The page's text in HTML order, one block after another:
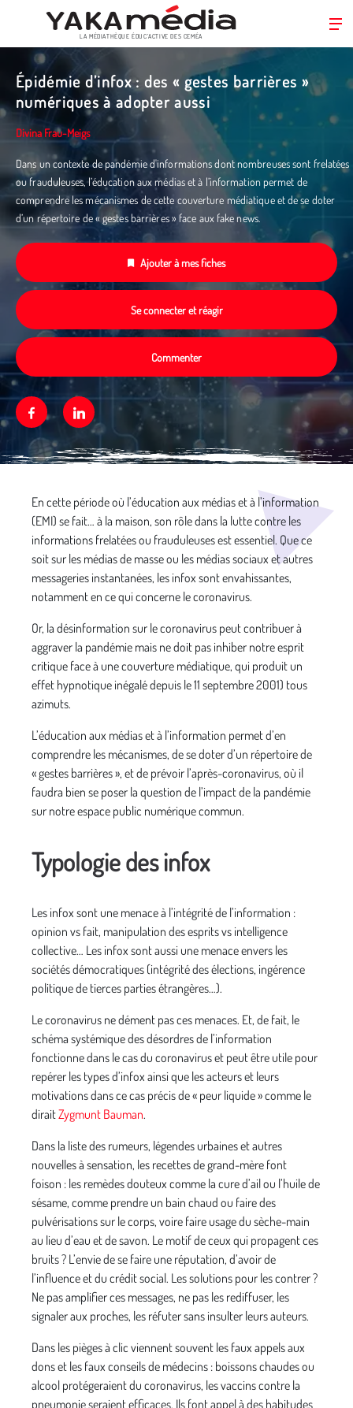
contenu
principal
LA MÉDIATHÈQUE ÉDUC’ACTIVE DES CEMÉA
Épidémie d’infox : des « gestes barrières »
numériques à adopter aussi
Divina Frau-Meigs
Dans un contexte de pandémie d'informations dont nombreuses sont frelatées
ou frauduleuses, l’éducation aux médias et à l’information permet de
comprendre les mécanismes de cette couverture médiatique et de se doter
d’un répertoire de « gestes barrières » face aux fake news.
Ajouter à mes fiches
Se connecter et réagir
Commenter
FacebookLinkedin
En cette période où l’éducation aux médias et à l’information
(EMI) se fait… à la maison, son rôle dans la lutte contre les
informations frelatées ou frauduleuses est essentiel. Que ce
soit sur les médias de masse ou les médias sociaux et autres
messageries instantanées, les infox sont envahissantes,
notamment en ce qui concerne le coronavirus.
Or, la désinformation sur le coronavirus peut contribuer à
aggraver la pandémie mais ne doit pas inhiber notre esprit
critique face à une couverture médiatique, qui produit un
effet hypnotique inégalé depuis le 11 septembre 2001) tous
azimuts.
L’éducation aux médias et à l’information permet d’en
comprendre les mécanismes, de se doter d’un répertoire de
« gestes barrières », et de prévoir l’après-coronavirus, où il
faudra bien se poser la question de l’impact de la pandémie
sur notre espace public numérique commun.
Typologie des infox
Les infox sont une menace à l’intégrité de l’information :
opinion vs fait, manipulation des esprits vs intelligence
collective… Les infox sont aussi une menace envers les
sociétés démocratiques (intégrité des élections, ingérence
politique de tierces parties étrangères…).
Le coronavirus ne dément pas ces menaces. Et, de fait, le
schéma systémique des désordres de l’information
fonctionne dans le cas du coronavirus et peut être utile pour
repérer les types d’infox ainsi que les acteurs et leurs
motivations dans ce cas précis de « peur liquide » comme le
diraitZygmunt Bauman.
Dans la liste des rumeurs, légendes urbaines et autres
nouvelles à sensation, les recettes de grand-mère font
foison : les remèdes douteux comme la cure d’ail ou l’huile de
sésame, comme prendre un bain chaud ou faire des
pulvérisations sur le corps, voire faire usage du sèche-main
au lieu d’eau et de savon. Le motif de ceux qui propagent ces
bruits ? L’envie de se faire une réputation, d’avoir de
l’influence et du crédit social. Les solutions pour les contrer ?
Ne pas amplifier ces messages, ne pas les rediffuser, les
signaler aux proches, les réfuter sans insulter leurs auteurs.
Dans les pièges à clic viennent souvent les faux appels aux
dons et les faux conseils de médecins : boissons chaudes ou
alcool protégeraient du coronavirus, les vaccins contre la
pneumonie seraient efficaces. Ils font appel à des habitudes